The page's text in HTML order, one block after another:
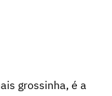
grossinha, é a